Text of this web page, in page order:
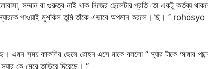
সম্মান বা গুরুত্ব নাই থাক নিজের ছেলেটার প্রতি তো একটু কর্তব্য
পাওয়াই মুশকিল তুমি তাঁকে এভাবে অপমান করলে। ছি। ” rohosyo
এমন সময় কাকলির ছেলে রোহন এসে মাকে বললো ” স্যার টাকে আমার
কে মেরে তাড়িয়ে দিয়েছে। ”